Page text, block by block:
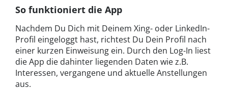
So funktioniert die App
Nachdem Du Dich mit Deinem Xing- oder LinkedIn-
Profil eingeloggt hast, richtest Du Dein Profil nach
einer kurzen Einweisung ein. Durch den Log-In liest
die App die dahinter liegenden Daten wie z.B.
Interessen, vergangene und aktuelle Anstellungen
aus.